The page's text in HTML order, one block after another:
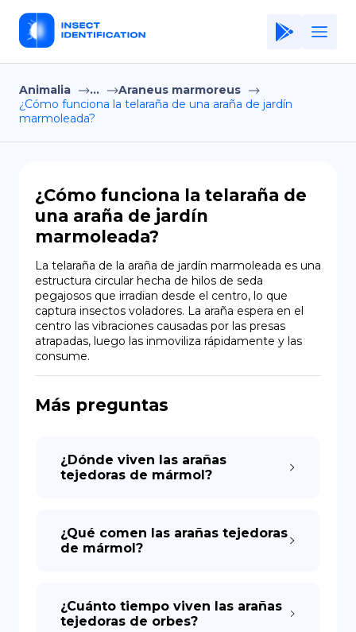
Home
Application
Privacy Policy
ES
EN
FR
Animalia ...
Araneus marmoreus
¿Cómo funciona la telaraña de una araña de jardín
marmoleada?
¿Cómo funciona la telaraña de
una araña de jardín
marmoleada?
La telaraña de la araña de jardín marmoleada es una
estructura circular hecha de hilos de seda
pegajosos que irradian desde el centro, lo que
captura insectos voladores. La araña espera en el
centro las vibraciones causadas por las presas
atrapadas, luego las inmoviliza rápidamente y las
consume.
Más preguntas
¿Dónde viven las arañas
tejedoras de mármol?
¿Qué comen las arañas tejedoras
de mármol?
¿Cuánto tiempo viven las arañas
tejedoras de orbes?